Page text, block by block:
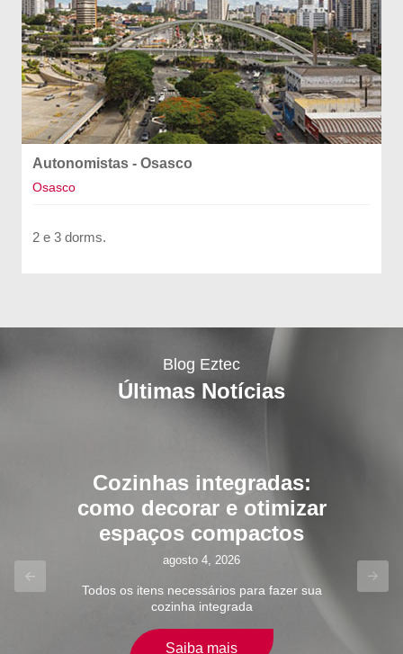
Autonomistas - Osasco
Osasco
2 e 3 dorms.
Blog Eztec
Últimas Notícias
Dia dos Pais: ideias de
presentes para diferentes
estilos de pai
julho 28, 2026
Decoração, receber em casa, cozinha, plantas.
Pense no interesse do seu pai e acerte no
Previous